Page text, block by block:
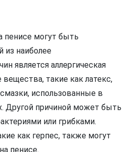
пенисе могут быть
из наиболее
является аллергическая
такие как латекс,
использованные в
Другой причиной может быть
или грибками.
как герпес, также могут
пенисе.